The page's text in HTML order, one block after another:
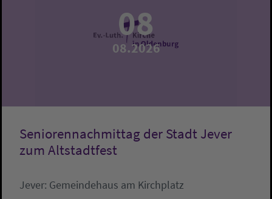
08
08.2026
Seniorennachmittag der Stadt Jever
zum Altstadtfest
Jever: Gemeindehaus am Kirchplatz